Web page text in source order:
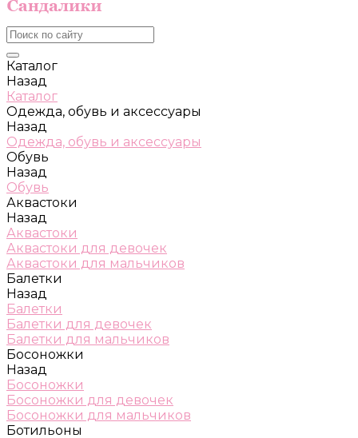
Каталог
Назад
Каталог
Одежда, обувь и аксессуары
Назад
Одежда, обувь и аксессуары
Обувь
Назад
Обувь
Аквастоки
Назад
Аквастоки
Аквастоки для девочек
Аквастоки для мальчиков
Балетки
Назад
Балетки
Балетки для девочек
Балетки для мальчиков
Босоножки
Назад
Босоножки
Босоножки для девочек
Босоножки для мальчиков
Ботильоны